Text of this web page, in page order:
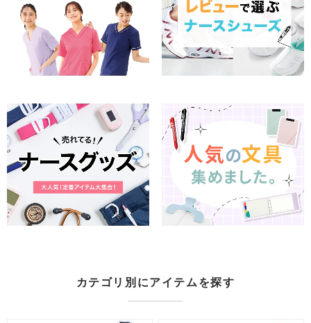
カテゴリ別にアイテムを探す